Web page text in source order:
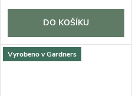
DO KOŠÍKU
Vyrobeno v Gardners